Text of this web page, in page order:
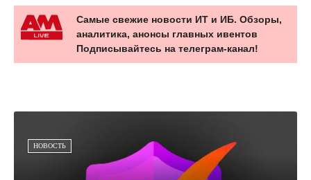
Самые свежие новости ИТ и ИБ. Обзоры,
аналитика, анонсы главных ивентов
Подписывайтесь на телеграм-канал!
НОВОСТЬ